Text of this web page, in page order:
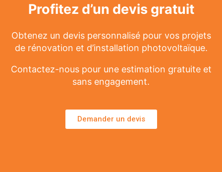
Profitez d’un devis gratuit
Obtenez un devis personnalisé pour vos projets
de rénovation et d’installation photovoltaïque.
Contactez-nous pour une estimation gratuite et
sans engagement.
Demander un devis